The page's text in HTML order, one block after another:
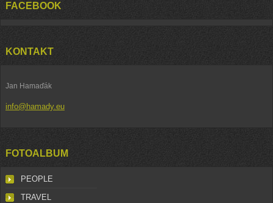
FACEBOOK
KONTAKT
Jan Hamaďák
info@hamady.eu
FOTOALBUM
PEOPLE
TRAVEL